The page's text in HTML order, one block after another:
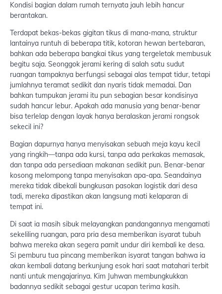
Kondisi bagian dalam rumah ternyata jauh lebih hancur
berantakan.
Terdapat bekas-bekas gigitan tikus di mana-mana, struktur
lantainya runtuh di beberapa titik, kotoran hewan bertebaran,
bahkan ada beberapa bangkai tikus yang tergeletak membusuk
begitu saja. Seonggok jerami kering di salah satu sudut
ruangan tampaknya berfungsi sebagai alas tempat tidur, tetapi
jumlahnya teramat sedikit dan nyaris tidak memadai. Dan
bahkan tumpukan jerami itu pun sebagian besar kondisinya
sudah hancur lebur. Apakah ada manusia yang benar-benar
bisa terlelap dengan layak hanya beralaskan jerami rongsok
sekecil ini?
Bagian dapurnya hanya menyisakan sebuah meja kayu kecil
yang ringkih—tanpa ada kursi, tanpa ada perkakas memasak,
dan tanpa ada persediaan makanan sedikit pun. Benar-benar
kosong melompong tanpa menyisakan apa-apa. Seandainya
mereka tidak dibekali bungkusan pasokan logistik dari desa
tadi, mereka dipastikan akan langsung mati kelaparan di
tempat ini.
Di saat ia masih sibuk melayangkan pandangannya mengamati
sekeliling ruangan, para pria desa memberikan isyarat tubuh
bahwa mereka akan segera pamit undur diri kembali ke desa.
Si pemburu tua pincang memberikan isyarat tangan bahwa ia
akan kembali datang berkunjung esok hari saat matahari terbit
nanti untuk mengajarinya. Kim Juhwan membungkukkan
badannya sedikit sebagai gestur ucapan terima kasih.